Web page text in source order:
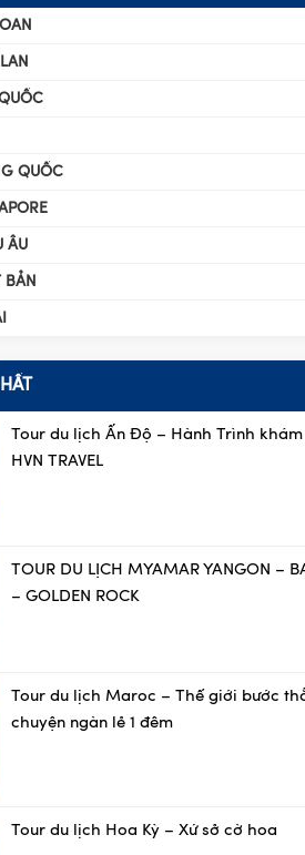
QUỐC
ÂU
BẢN
Tour du lịch Ấn Độ – Hành Trình
HVN TRAVEL
TOUR DU LỊCH MYAMAR YANGON –
– GOLDEN ROCK
Tour du lịch Maroc – Thế giới bước
chuyện ngàn lẻ 1 đêm
Tour du lịch Hoa Kỳ – Xứ sở cờ hoa